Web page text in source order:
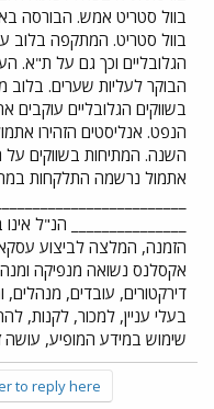
בוול סטריט אמש. הבורסה
בוול סטריט. המתקפה בלוב
הגלובליים וכך גם על ת"א.
הבוקר לעליות שערים.
בשווקים הגלובליים
הנפט. אנליסטים הזהירו
השנה. המתיחות בשווקים על
אתמול נרשמה התלקחות
_______________ הנ"ל אינו
הזמנה, המלצה לביצוע
אקסלנס נשואה מנפיקה
דירקטורים, עובדים, מנהלים,
בעלי עניין, למכור, לקנות,
שימוש במידע המופיע,
to reply here.